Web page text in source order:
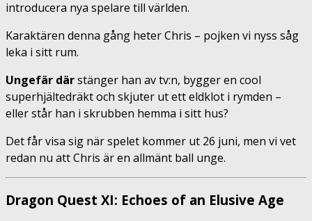
introducera nya spelare till världen.
Karaktären denna gång heter Chris – pojken vi nyss såg
leka i sitt rum.
Ungefär därstänger han av tv:n, bygger en cool
superhjältedräkt och skjuter ut ett eldklot i rymden –
eller står han i skrubben hemma i sitt hus?
Det får visa sig när spelet kommer ut 26 juni, men vi vet
redan nu att Chris är en allmänt ball unge.
Dragon Quest XI: Echoes of an Elusive Age